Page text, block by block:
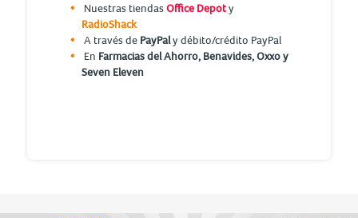
Nuestras tiendasOffice Depoty
RadioShack
A través de PayPaly débito/crédito PayPal
En Farmacias del Ahorro, Benavides, Oxxo y
Seven Eleven